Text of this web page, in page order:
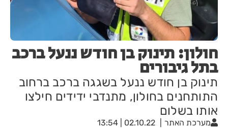
חולון: תינוק בן חודש ננעל ברכב
בתל גיבורים
תינוק בן חודש ננעל בשגגה ברכב ברחוב
התותחנים בחולון, מתנדבי ידידים חילצו
אותו בשלום
מערכת האתר 02.10.22 | 13:54